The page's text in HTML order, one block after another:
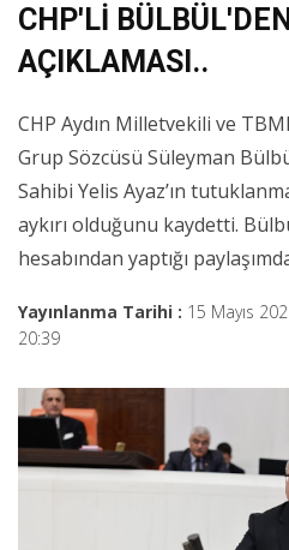
CHP'Lİ
AÇIKLAMASI..
CHP Aydın Milletvekili ve
Grup Sözcüsü Süleyman
Sahibi Yelis Ayaz’ın
aykırı olduğunu kaydetti.
hesabından yaptığı
Yayınlanma Tarihi : 15 Mayıs
20:39